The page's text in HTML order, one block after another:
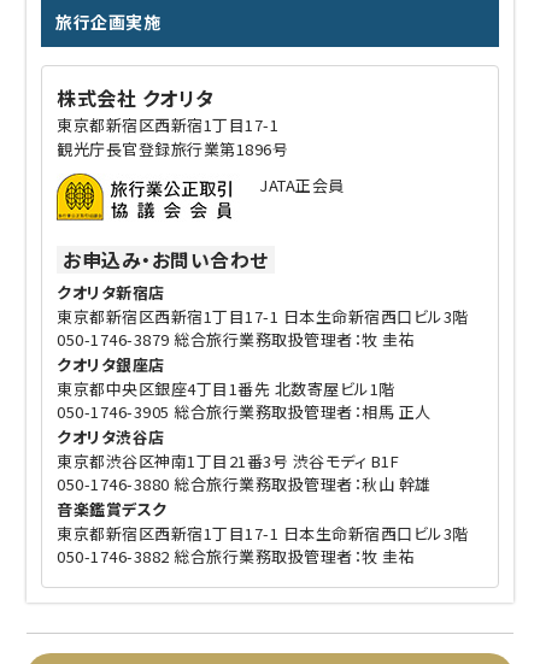
旅行企画実施
株式会社 クオリタ
東京都新宿区西新宿1丁目17-1
観光庁長官登録旅行業第1896号
JATA正会員
お申込み・お問い合わせ
クオリタ新宿店
東京都新宿区西新宿1丁目17-1 日本生命新宿西口ビル3階
050-1746-3879 総合旅行業務取扱管理者：牧 圭祐
クオリタ銀座店
東京都中央区銀座4丁目1番先 北数寄屋ビル1階
050-1746-3905 総合旅行業務取扱管理者：相馬 正人
クオリタ渋谷店
東京都渋谷区神南1丁目21番3号 渋谷モディ B1F
050-1746-3880 総合旅行業務取扱管理者：秋山 幹雄
音楽鑑賞デスク
東京都新宿区西新宿1丁目17-1 日本生命新宿西口ビル3階
050-1746-3882 総合旅行業務取扱管理者：牧 圭祐